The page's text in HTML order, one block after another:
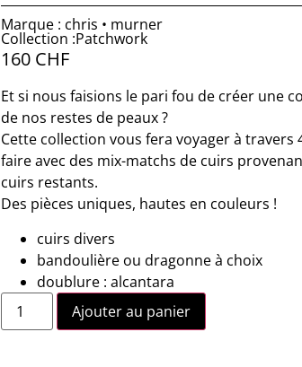
Marque : chris • murner
Collection :Patchwork
160 CHF
Et si nous faisions le pari fou de créer une
de nos restes de peaux ?
Cette collection vous fera voyager à travers
faire avec des mix-matchs de cuirs
cuirs restants.
Des pièces uniques, hautes en couleurs !
cuirs divers
bandoulière ou dragonne à choix
doublure : alcantara
Ajouter au panier